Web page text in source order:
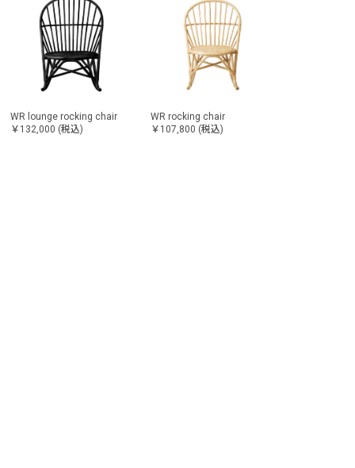
WR lounge rocking chair
￥132,000 (税込)
WR rocking chair
￥107,800 (税込)